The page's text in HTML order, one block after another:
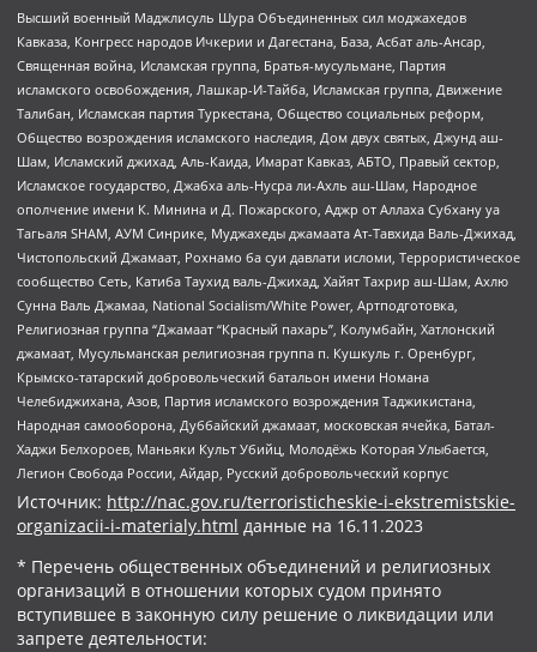
Высший военный Маджлисуль Шура Объединенных сил моджахедов
Кавказа, Конгресс народов Ичкерии и Дагестана, База, Асбат аль-Ансар,
Священная война, Исламская группа, Братья-мусульмане, Партия
исламского освобождения, Лашкар-И-Тайба, Исламская группа, Движение
Талибан, Исламская партия Туркестана, Общество социальных реформ,
Общество возрождения исламского наследия, Дом двух святых, Джунд аш-
Шам, Исламский джихад, Аль-Каида, Имарат Кавказ, АБТО, Правый сектор,
Исламское государство, Джабха аль-Нусра ли-Ахль аш-Шам, Народное
ополчение имени К. Минина и Д. Пожарского, Аджр от Аллаха Субхану уа
Тагьаля SHAM, АУМ Синрике, Муджахеды джамаата Ат-Тавхида Валь-Джихад,
Чистопольский Джамаат, Рохнамо ба суи давлати исломи, Террористическое
сообщество Сеть, Катиба Таухид валь-Джихад, Хайят Тахрир аш-Шам, Ахлю
Сунна Валь Джамаа, National Socialism/White Power, Артподготовка,
Религиозная группа “Джамаат “Красный пахарь”, Колумбайн, Хатлонский
джамаат, Мусульманская религиозная группа п. Кушкуль г. Оренбург,
Крымско-татарский добровольческий батальон имени Номана
Челебиджихана, Азов, Партия исламского возрождения Таджикистана,
Народная самооборона, Дуббайский джамаат, московская ячейка, Батал-
Хаджи Белхороев, Маньяки Культ Убийц, Молодёжь Которая Улыбается,
Легион Свобода России, Айдар, Русский добровольческий корпус
Источник: http://nac.gov.ru/terroristicheskie-i-ekstremistskie-
organizacii-i-materialy.html данные на 16.11.2023
* Перечень общественных объединений и религиозных
организаций в отношении которых судом принято
вступившее в законную силу решение о ликвидации или
запрете деятельности: